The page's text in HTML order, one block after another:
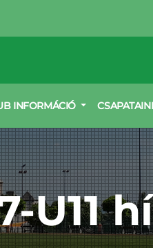
INFORMÁCIÓ
U11